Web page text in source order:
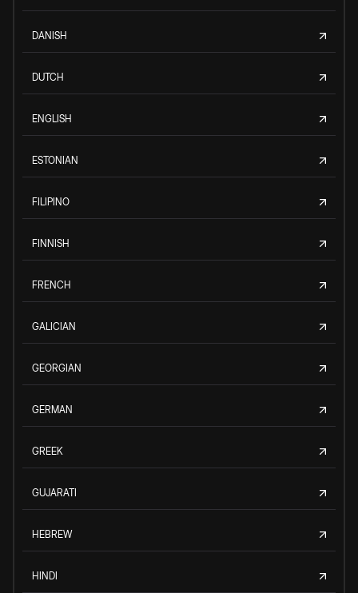
DANISH
DUTCH
ENGLISH
ESTONIAN
FILIPINO
FINNISH
FRENCH
GALICIAN
GEORGIAN
GERMAN
GREEK
GUJARATI
HEBREW
HINDI